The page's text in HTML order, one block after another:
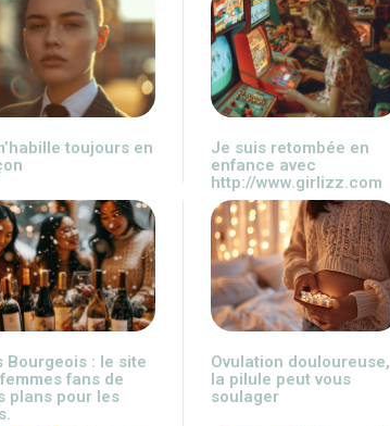
toujours en
Je suis retombée en
enfance avec
http://www.girlizz.com
Bourgeois : le site
fans de
plans pour les
Ovulation douloureuse,
la pilule peut vous
soulager